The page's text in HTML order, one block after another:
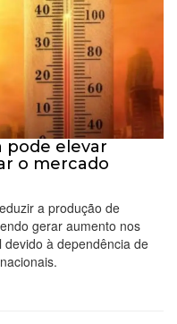
pode elevar
o mercado
a produção de
gerar aumento nos
à dependência de